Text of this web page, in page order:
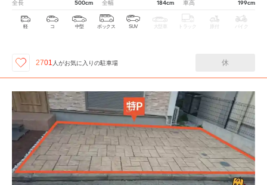
全長 500cm 全幅 184cm 車高 199cm
軽 コ 中型 ボックス SUV 大型車 トラック 原付 バイク
2701 人がお気に入りの駐車場 休